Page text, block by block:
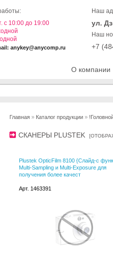
О компании
с 10:00 до 19:00
anykey@anycomp.ru
Наш
ул.
Наш
+7
Главная » Каталог продукции »
СКАНЕРЫ PLUSTEK [
Plustek OpticFilm 8100 {Слайд-с
Multi-Sampling и Multi-Exposure для
получения более качест
Арт. 1463391